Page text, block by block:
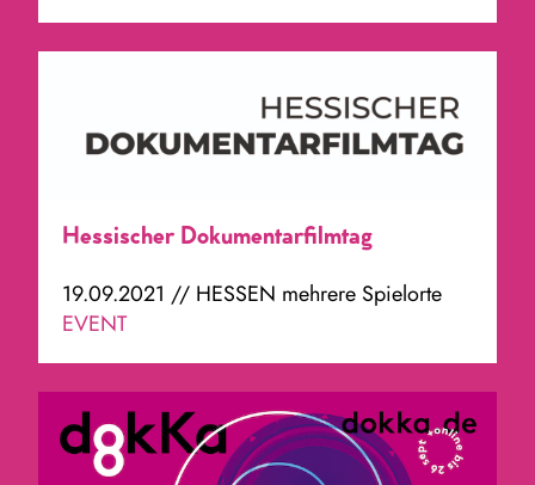
Hessischer Dokumentarfilmtag
19.09.2021 // HESSEN mehrere Spielorte
EVENT